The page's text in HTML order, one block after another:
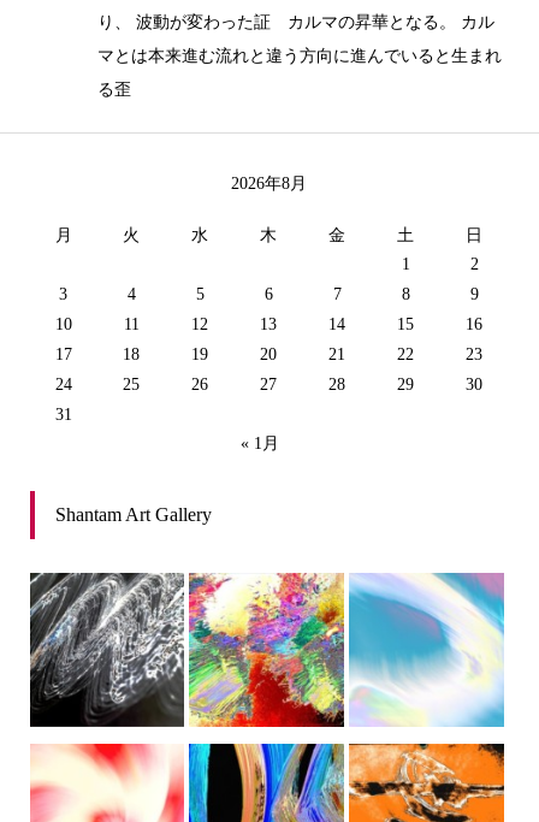
り、 波動が変わった証 カルマの昇華となる。 カル
マとは本来進む流れと違う方向に進んでいると生まれ
る歪
2026年8月
月 火 水 木 金 土
日
1
2
3
4 5 6 7 8
9
10
11 12 13 14 15
16
17
18 19 20 21 22
23
24
25 26 27 28 29
30
31
« 1月
Shantam Art Gallery